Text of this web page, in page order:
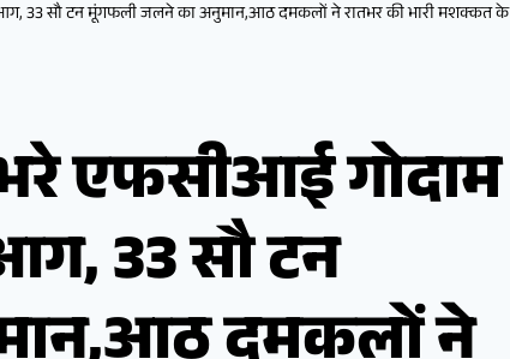
33 सौ टन मूंगफली जलने का अनुमान,आठ दमकलों ने रातभर की भारी मशक्कत के
एफसीआई गोदाम
33 सौ टन